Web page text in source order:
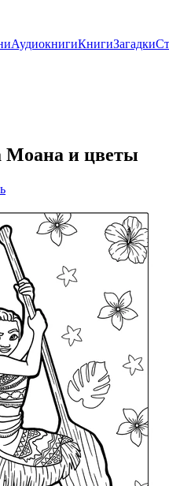
АудиокнигиКнигиЗагадки
Моана и цветы